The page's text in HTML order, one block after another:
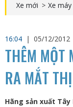
Xe mới > Xe máy
16:04 | 05/12/2012
THÊM MỘT
RA MẮT
Hãng sản xuất